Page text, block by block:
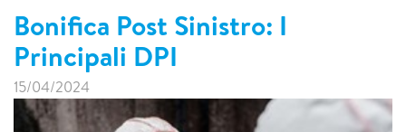
Bonifica Post Sinistro: I
Principali DPI
15/04/2024